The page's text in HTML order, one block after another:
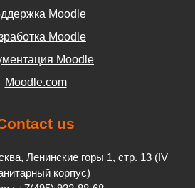
Moodle
Moodle
Moodle
Moodle.com
us
Ленинские горы 1, стр. 13 (IV
корпус)